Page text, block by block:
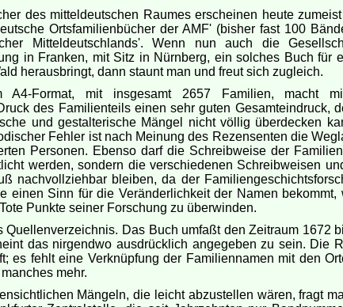
des mitteldeutschen Raumes erscheinen heute
Ortsfamilienbücher der AMF' (bisher fast 100
Mitteldeutschlands'. Wenn nun auch die
in Franken, mit Sitz in Nürnberg, ein solches Buch für
herausbringt, dann staunt man und freut sich zugleich.
A4-Format, mit insgesamt 2657 Familien, macht
des Familienteils einen sehr guten Gesamteindruck,
und gestalterische Mängel nicht völlig überdecken
Fehler ist nach Meinung des Rezensenten die
Personen. Ebenso darf die Schreibweise der
werden, sondern die verschiedenen Schreibweisen
nachvollziehbar bleiben, da der
einen Sinn für die Veränderlichkeit der Namen bekommt,
Punkte seiner Forschung zu überwinden.
Quellenverzeichnis. Das Buch umfaßt den Zeitraum 1672
das nirgendwo ausdrücklich angegeben zu sein. Die
es fehlt eine Verknüpfung der Familiennamen mit den
mehr.
Mängeln, die leicht abzustellen wären, fragt